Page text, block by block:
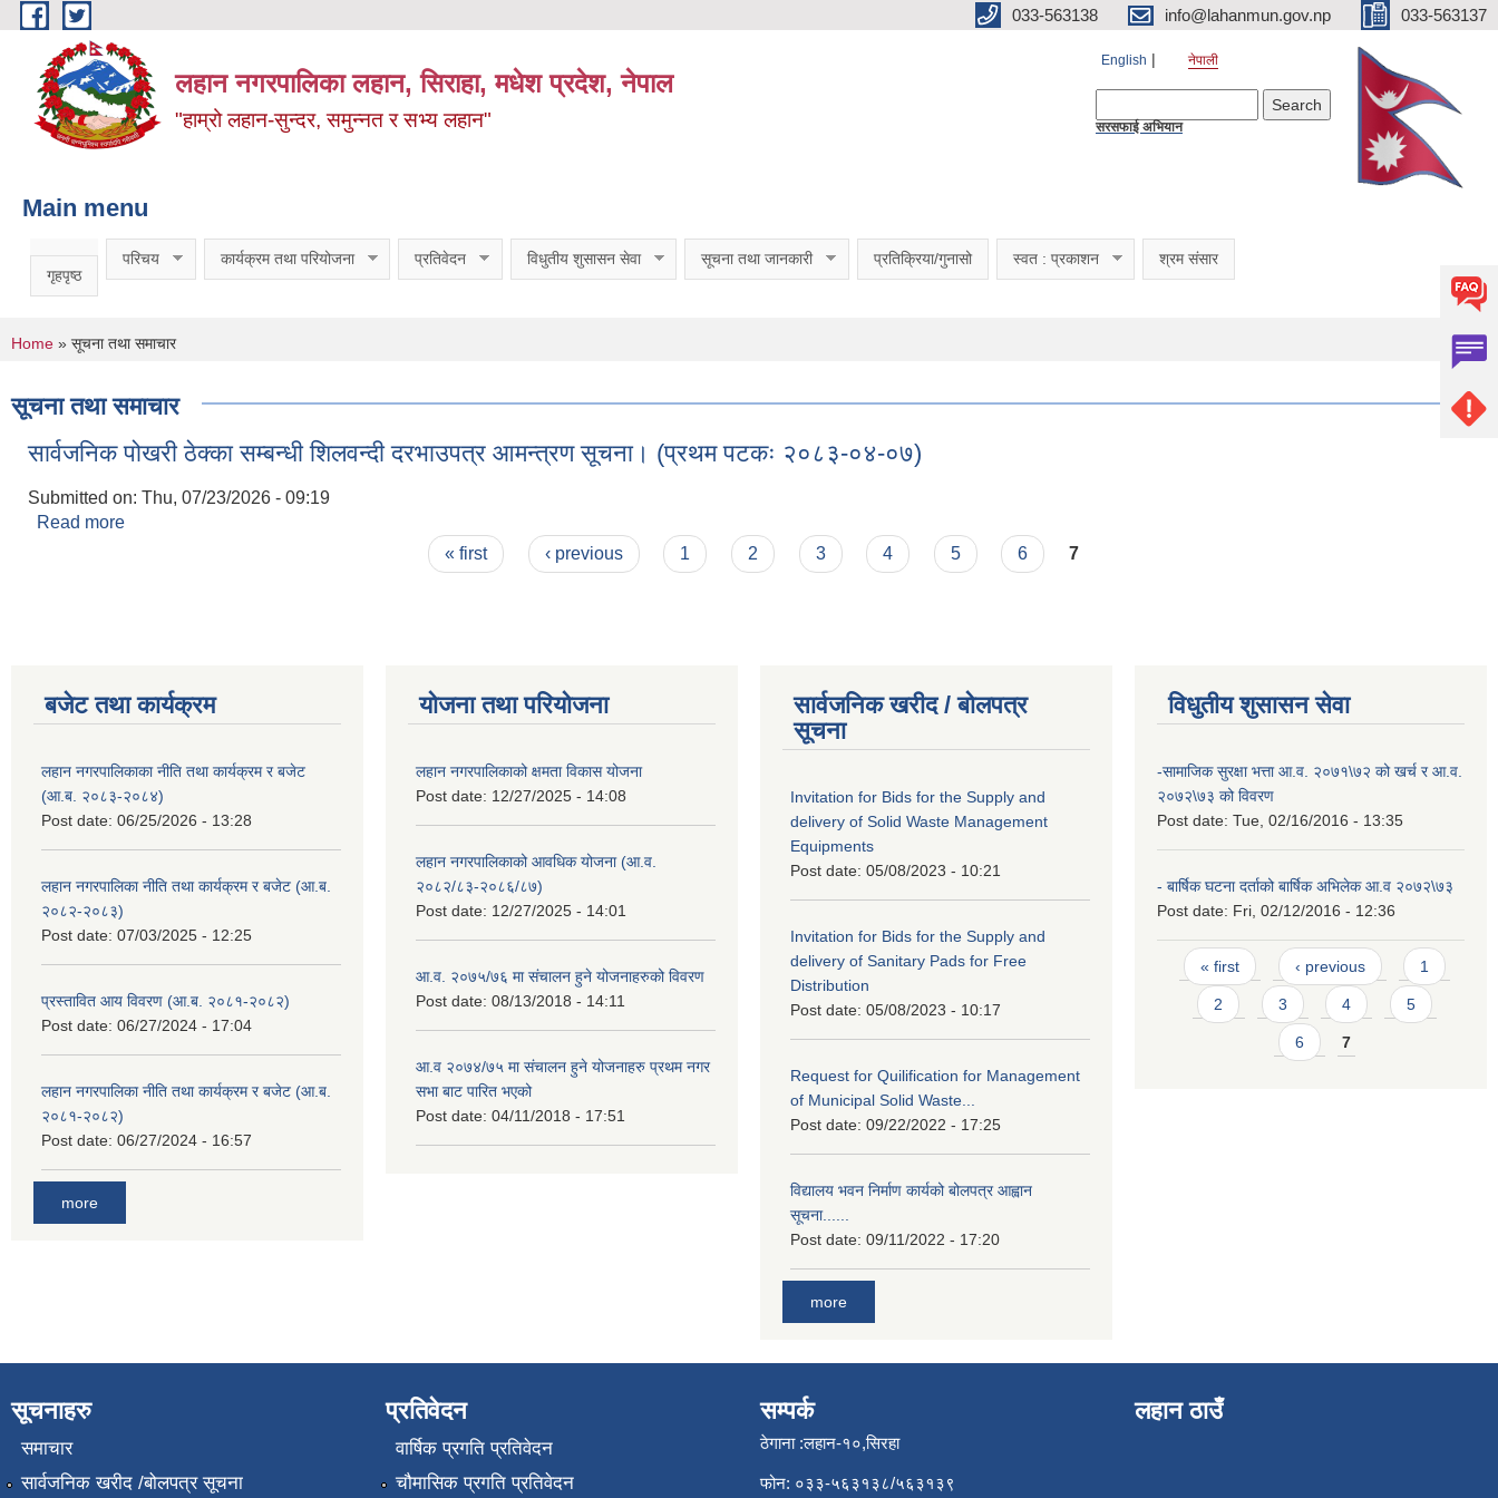
Skip to main content 033-563138 info@lahanmun.gov.np 033-563137
लहान नगरपालिका लहान, सिराहा, मधेश प्रदेश, नेपाल
"हाम्रो लहान-सुन्दर, समुन्नत र सभ्य लहान"
English नेपाली
सरसफाई अभियान
Main menu
गृहपृष्ठ
परिचय कार्यक्रम तथा परियोजना प्रतिवेदन विधुतीय शुसासन सेवा सूचना तथा जानकारी प्रतिक्रिया/गुनासो स्वत : प्रकाशन श्रम संसार
You are here
Home » सूचना तथा समाचार
सूचना तथा समाचार
सार्वजनिक पोखरी ठेक्का सम्बन्धी शिलवन्दी दरभाउपत्र आमन्त्रण सूचना। (प्रथम पटकः २०८३-०४-०७)
Submitted on: Thu, 07/23/2026 - 09:19
Read more
« first ‹ previous 1 2 3 4 5 6 7
बजेट तथा कार्यक्रम
लहान नगरपालिकाका नीति तथा कार्यक्रम र बजेट
(आ.ब. २०८३-२०८४)
Post date: 06/25/2026 - 13:28
लहान नगरपालिका नीति तथा कार्यक्रम र बजेट (आ.ब.
२०८२-२०८३)
Post date: 07/03/2025 - 12:25
प्रस्तावित आय विवरण (आ.ब. २०८१-२०८२)
Post date: 06/27/2024 - 17:04
लहान नगरपालिका नीति तथा कार्यक्रम र बजेट (आ.ब.
२०८१-२०८२)
Post date: 06/27/2024 - 16:57
more
योजना तथा परियोजना
लहान नगरपालिकाको क्षमता विकास योजना
Post date: 12/27/2025 - 14:08
लहान नगरपालिकाको आवधिक योजना (आ.व.
२०८२/८३-२०८६/८७)
Post date: 12/27/2025 - 14:01
आ.व. २०७५/७६ मा संचालन हुने योजनाहरुको विवरण
Post date: 08/13/2018 - 14:11
आ.व २०७४/७५ मा संचालन हुने योजनाहरु प्रथम नगर
सभा बाट पारित भएको
Post date: 04/11/2018 - 17:51
सार्वजनिक खरीद / बोलपत्र
सूचना
Invitation for Bids for the Supply and
delivery of Solid Waste Management
Equipments
Post date: 05/08/2023 - 10:21
Invitation for Bids for the Supply and
delivery of Sanitary Pads for Free
Distribution
Post date: 05/08/2023 - 10:17
Request for Quilification for Management
of Municipal Solid Waste...
Post date: 09/22/2022 - 17:25
विद्यालय भवन निर्माण कार्यको बोलपत्र आह्वान
सूचना......
Post date: 09/11/2022 - 17:20
more
विधुतीय शुसासन सेवा
-सामाजिक सुरक्षा भत्ता आ.व. २०७१\७२ को खर्च र आ.व.
२०७२\७३ को विवरण
Post date: Tue, 02/16/2016 - 13:35
- बार्षिक घटना दर्ताको बार्षिक अभिलेक आ.व २०७२\७३
Post date: Fri, 02/12/2016 - 12:36
Pages
« first ‹ previous 1
2 3 4 5
6 7
सूचनाहरु
समाचार
सार्वजनिक खरीद /बोलपत्र सूचना
प्रतिवेदन
वार्षिक प्रगति प्रतिवेदन
चौमासिक प्रगति प्रतिवेदन
सम्पर्क
ठेगाना :लहान-१०,सिरहा
फोन: ०३३-५६३१३८/५६३१३९
लहान ठाउँ